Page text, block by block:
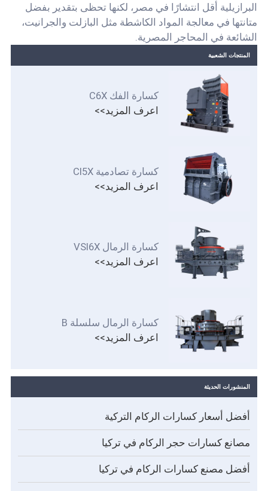
البرازيلية أقل انتشارًا في مصر، لكنها تحظى بتقدير بفضل
متانتها في معالجة المواد الكاشطة مثل البازلت والجرانيت،
الشائعة في المحاجر المصرية.
المنتجات الشعبية
كسارة الفك C6X
اعرف المزيد>>
كسارة تصادمية CI5X
اعرف المزيد>>
كسارة الرمال VSI6X
اعرف المزيد>>
كسارة الرمال سلسلة B
اعرف المزيد>>
المنشورات الحديثة
أفضل أسعار كسارات الركام التركية
مصانع كسارات حجر الركام في تركيا
أفضل مصنع كسارات الركام في تركيا